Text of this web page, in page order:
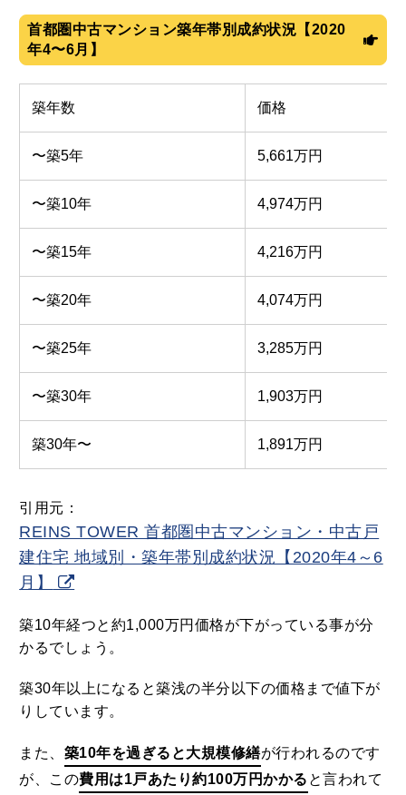
首都圏中古マンション築年帯別成約状況【2020
年4〜6月】
築年数 価格
〜築5年 5,661万円
〜築10年 4,974万円
〜築15年 4,216万円
〜築20年 4,074万円
〜築25年 3,285万円
〜築30年 1,903万円
築30年〜 1,891万円
引用元：
REINS TOWER 首都圏中古マンション・中古戸
建住宅 地域別・築年帯別成約状況【2020年4～6
月】
築10年経つと約1,000万円価格が下がっている事が分
かるでしょう。
築30年以上になると築浅の半分以下の価格まで値下が
りしています。
また、 築10年を過ぎると大規模修繕が行われるのです
が、この費用は1戸あたり約100万円かかる と言われて